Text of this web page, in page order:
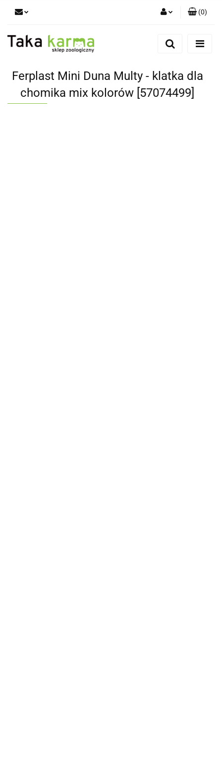
Zaloguj się
Zgody cookies
(0)
Ferplast Mini Duna Multy - klatka dla
chomika mix kolorów [57074499]